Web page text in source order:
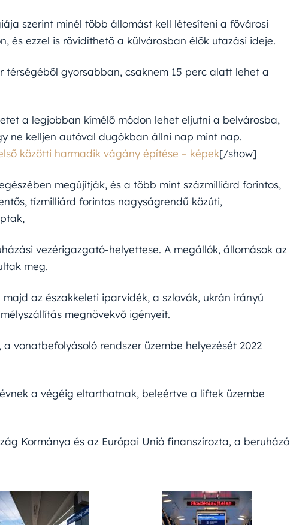
szerint minél több állomást kell létesíteni a fővárosi
és ezzel is rövidíthető a külvárosban élők utazási ideje.
térségéből gyorsabban, csaknem 15 perc alatt lehet a
a legjobban kímélő módon lehet eljutni a belvárosba,
ne kelljen autóval dugókban állni nap mint nap.
közötti harmadik vágány építése – képek[/show]
megújítják, és a több mint százmilliárd forintos,
tízmilliárd forintos nagyságrendű közúti,
vezérigazgató-helyettese. A megállók, állomások az
meg.
az északkeleti iparvidék, a szlovák, ukrán irányú
megnövekvő igényeit.
vonatbefolyásoló rendszer üzembe helyezését 2022
a végéig eltarthatnak, beleértve a liftek üzembe
Kormánya és az Európai Unió finanszírozta, a beruházó